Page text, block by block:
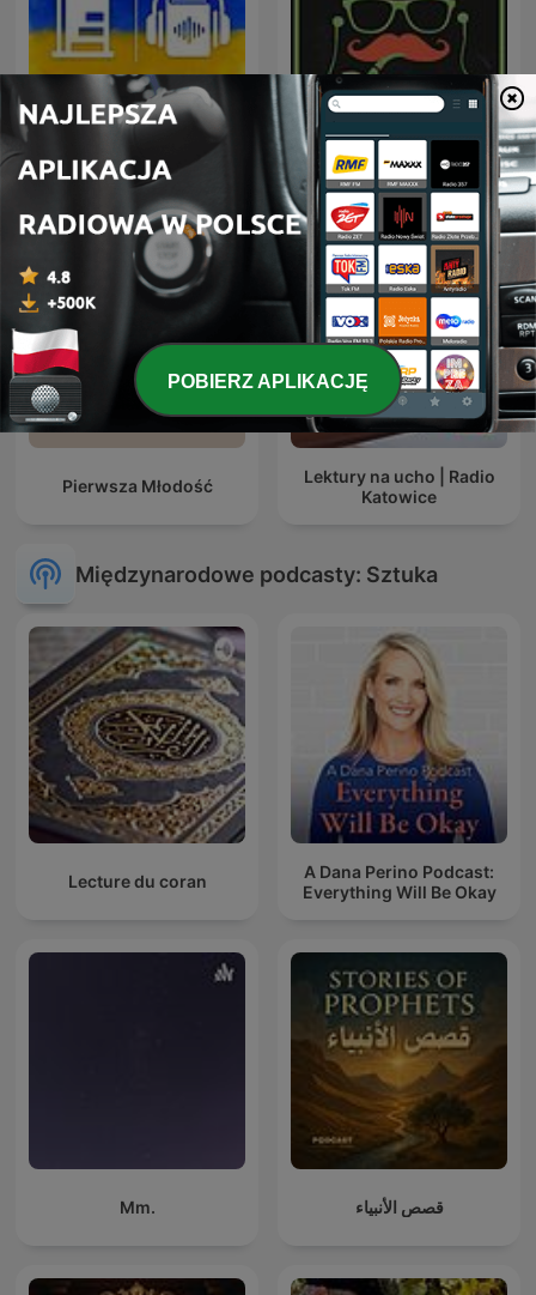
Аудіокниги українською
(Студія Калідор та інші)
Наші детективи
Pierwsza Młodość
Lektury na ucho | Radio
Katowice
Międzynarodowe podcasty: Sztuka
Lecture du coran
A Dana Perino Podcast:
Everything Will Be Okay
Mm. قصص الأنبياء
POBIERZ APLIKACJĘ